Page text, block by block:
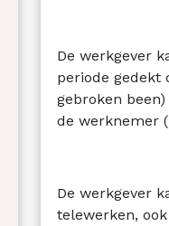
De werkgever
periode gedekt
gebroken
de werknemer
De werkgever
telewerken,